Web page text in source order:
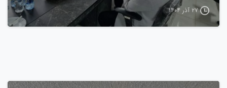
۲۷ آذر ۱۴۰۴